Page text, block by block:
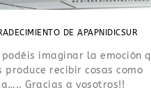
DE APAPNIDICSUR
podéis imaginar la emoción
produce recibir cosas como
Gracias a vosotros!!